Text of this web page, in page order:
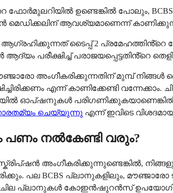
ഫോർമുലറിയിൽ ഉണ്ടെങ്കിൽ പോലും,
മെഡിക്കലിന് ആവശ്യമാണെന്ന്
ടൈപ്പ് 2
പരീക്ഷിച്ച് പരാജയപ്പെട്ടതിൻ്റെ
മൗഞ്ജാരോ അംഗീകരിക്കുന്നതിന് മുമ്പ്
എന്ന് കാണിക്കേണ്ടി
ഓപ്ഷനുകൾ
ചെയ്യുന്നു എന്ന് ഇവിടെ
നൽകേണ്ടി വരും?
അംഗീകരിക്കുന്നുണ്ടെങ്കിൽ,
പല BCBS പ്ലാനുകളിലും,
ചില പ്ലാനുകൾ കോഇൻഷുറൻസ്